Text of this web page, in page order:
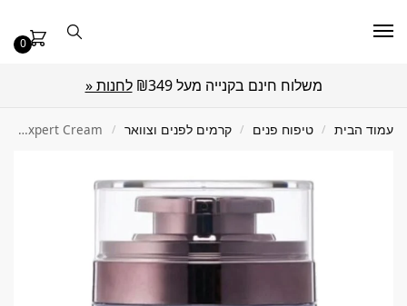
0
משלוח חינם בקנייה מעל ₪349 לחנות «
עמוד הבית / טיפוח פנים / קרמים לפנים וצוואר / Night Expert Cream – קרם לילה אינטנסיבי HIKARI | היקארי